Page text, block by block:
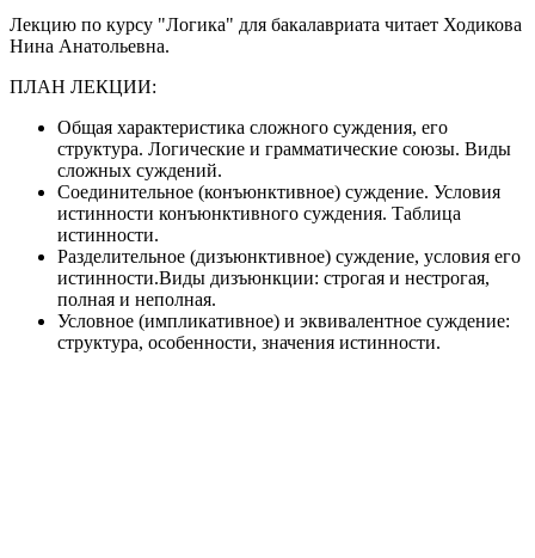
Лекцию по курсу "Логика" для бакалавриата читает Ходикова
Нина Анатольевна.
ПЛАН ЛЕКЦИИ:
Общая характеристика сложного суждения, его
структура. Логические и грамматические союзы. Виды
сложных суждений.
Соединительное (конъюнктивное) суждение. Условия
истинности конъюнктивного суждения. Таблица
истинности.
Разделительное (дизъюнктивное) суждение, условия его
истинности.Виды дизъюнкции: строгая и нестрогая,
полная и неполная.
Условное (импликативное) и эквивалентное суждение:
структура, особенности, значения истинности.